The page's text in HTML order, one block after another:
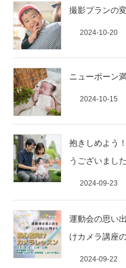
撮影プランの
2024-10-20
ニューボーン
2024-10-15
抱きしめよう
うございました
2024-09-23
運動会の思い
けカメラ講座
2024-09-22